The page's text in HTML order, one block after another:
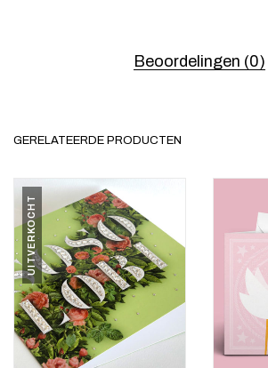
Beoordelingen (0)
GERELATEERDE PRODUCTEN
UITVERKOCHT